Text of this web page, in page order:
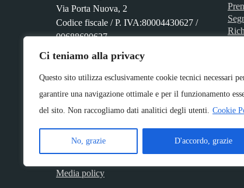
Ci teniamo alla privacy
Questo sito utilizza esclusivamente cookie tecnici necessari
garantire una navigazione ottimale e per il funzionamento
del sito. Non raccogliamo dati analitici degli utenti. Cookie
No, grazie D'accordo, grazie
Via Porta Nuova, 2
Codice fiscale / P. IVA:80004430627 /
00688690627
Numero verde: 0824 961002
PEC:
uff.amm.vo.moffa.ginestra@asmepec.it
Media policy